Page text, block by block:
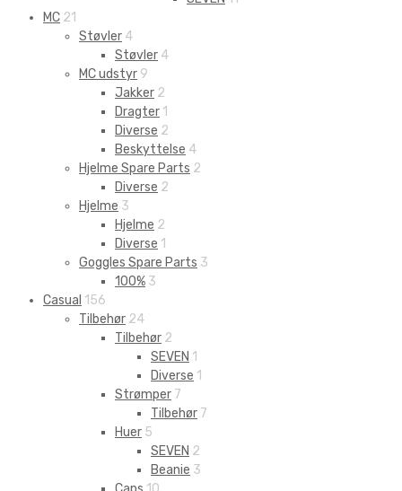
MC 21
Støvler 4
Støvler 4
MC udstyr 9
Jakker 2
Dragter 1
Diverse 2
Beskyttelse 4
Hjelme Spare Parts 2
Diverse 2
Hjelme 3
Hjelme 2
Diverse 1
Goggles Spare Parts 3
100% 3
Casual 156
Tilbehør 24
Tilbehør 2
SEVEN 1
Diverse 1
Strømper 7
Tilbehør 7
Huer 5
SEVEN 2
Beanie 3